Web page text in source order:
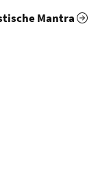
Mantra